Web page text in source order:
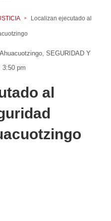
Localizan ejecutado al
Ahuacuotzingo SEGURIDAD Y
3:50 pm
al